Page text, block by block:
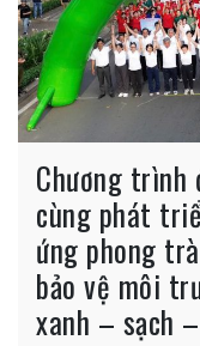
Chương trình
cùng phát
ứng phong
bảo vệ môi
xanh – sạch